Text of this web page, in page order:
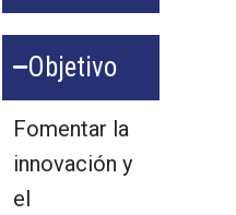
Objetivo
Fomentar la
innovación y
el